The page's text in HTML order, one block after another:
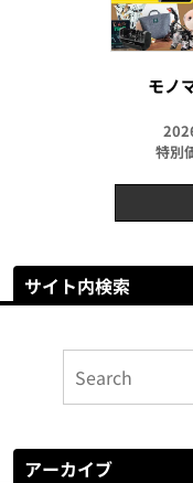
モノ
特別
サイト内検索
アーカイブ